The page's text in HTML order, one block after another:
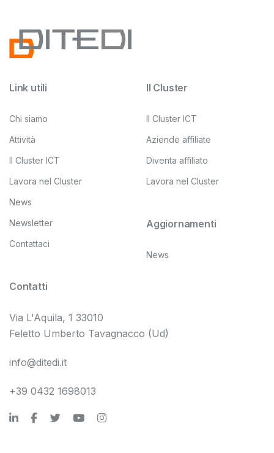
Link utili
Chi siamo
Attività
Il Cluster ICT
Lavora nel Cluster
News
Newsletter
Contattaci
Il Cluster
Il Cluster ICT
Aziende affiliate
Diventa affiliato
Lavora nel Cluster
Aggiornamenti
News
Contatti
Via L'Aquila, 1 33010
Feletto Umberto Tavagnacco (Ud)
info@ditedi.it
+39 0432 1698013